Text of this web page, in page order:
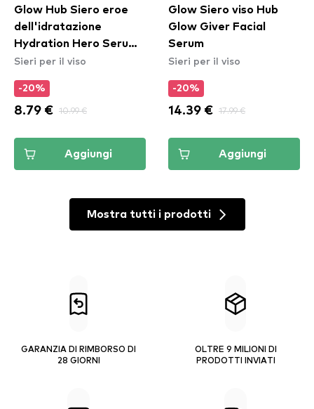
Glow Hub Siero eroe
dell'idratazione
Hydration Hero Serum -
Mini
Sieri per il viso
-20%
8.79 € 10.99 €
Aggiungi
Glow Siero viso Hub
Glow Giver Facial
Serum
Sieri per il viso
-20%
14.39 € 17.99 €
Aggiungi
Mostra tutti i prodotti
GARANZIA DI RIMBORSO DI
28 GIORNI
OLTRE 9 MILIONI DI
PRODOTTI INVIATI